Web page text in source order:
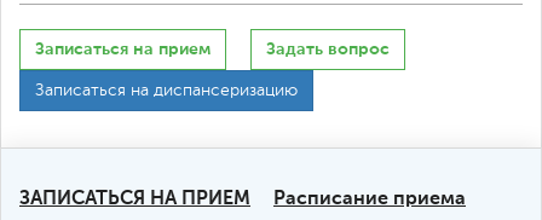
Записаться на прием Задать вопрос
Записаться на диспансеризацию
ЗАПИСАТЬСЯ НА ПРИЕМ
Расписание приема